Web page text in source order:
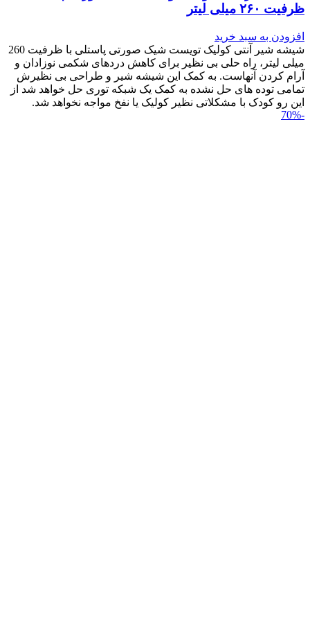
ظرفیت ۲۶۰ میلی لیتر
افزودن به سبد خرید
شیشه شیر آنتی کولیک تویست شیک صورتی پاستلی با ظرفیت 260
میلی لیتر، راه حلی بی نظیر برای کاهش دردهای شکمی نوزادان و
آرام کردن آنهاست. به کمک این شیشه شیر و طراحی بی نظیرش
تمامی توده های حل نشده به کمک یک شبکه توری حل خواهد شد از
این رو کودک با مشکلاتی نظیر کولیک یا نفخ مواجه نخواهد شد.
-70%